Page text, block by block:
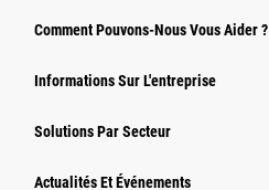
Comment Pouvons-Nous Vous Aider ?
Informations Sur L'entreprise
Solutions Par Secteur
Actualités Et Événements